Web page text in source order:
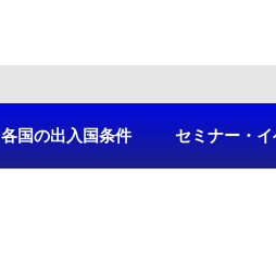
各国の出入国条件 セミナー・イ